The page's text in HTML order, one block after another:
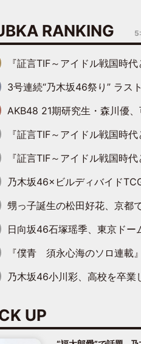
RANKING
『証言TIF～アイドル戦国時代とはなんだったのか～』第6回：でんぱ組.inc・古川未鈴×相沢梨紗「『ハロプロやりたかったな』って言ったら、夢眠ねむさんに『てめえはでんぱ組．incなんだよ
3号連続“乃木坂46祭り” ラストを飾るのは賀喜遥香…5年ぶりの登場に「5年分大人になった私を見ていた
AKB48 21期研究生・森川優、可愛さもある大人の女
『証言TIF～アイドル戦国時代とはなんだったのか～』第11回：私立恵比寿中学・真山りか×安本彩花「TIFで10年ぶりのキョンシーメイクをしたら、場を完全に引かせてしまって。時
『証言TIF～アイドル戦国時代とはなんだったのか～』第10回：さくら学院・武藤彩未×飯田らうら「正直、中3で辞めるというのを信じてなくて。そう言われてはい
乃木坂46×ビルディバイドTCG Vol.2公開 賀喜遥香＆田村真佑が『京まふ』ステ
甥っ子誕生の松田好花、京都で“ふたつの家族”をはしご！ “母”黒谷友香に見送られ、“父”松岡昌宏
日向坂46石塚瑶季、東京ドームで“観戦バレ”！ ナイツ・塙も認めた「巨人に詳しすぎるアイドル」は元VENUSスクール生で
『僕青 須永心海のソロ連載』第18回：「バーゲンセールハンターみうな inし
乃木坂46小川彩、高校を卒業して初めてのグラビア「大人になった感じがしま
UP